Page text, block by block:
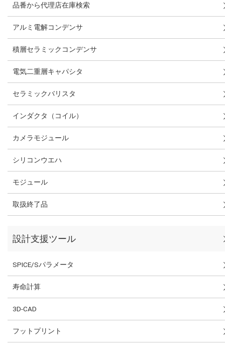
品番から代理店在庫検索
アルミ電解コンデンサ
積層セラミックコンデンサ
電気二重層キャパシタ
セラミックバリスタ
インダクタ（コイル）
カメラモジュール
シリコンウエハ
モジュール
取扱終了品
設計支援ツール
SPICE/Sパラメータ
寿命計算
3D-CAD
フットプリント